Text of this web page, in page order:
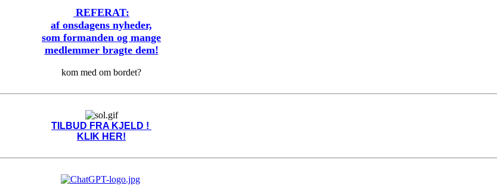
REFERAT:
af onsdagens nyheder,
som formanden og mange
medlemmer bragte dem!
kom med om bordet?
TILBUD FRA KJELD !
KLIK HER!